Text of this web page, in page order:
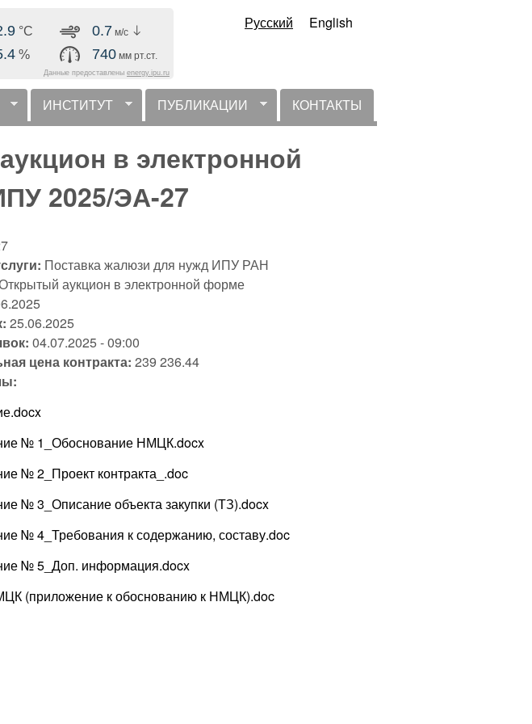
°C
%
0.7 м/с
740 мм рт.ст.
Данные предоставлены energy.ipu.ru
Русский English
менюИНСТИТУТ ПУБЛИКАЦИИ КОНТАКТЫ
в электронной
2025/ЭА-27
Поставка жалюзи для нужд ИПУ РАН
аукцион в электронной форме
25.06.2025
04.07.2025 - 09:00
цена контракта:239 236.44
№ 1_Обоснование НМЦК.docx
№ 2_Проект контракта_.doc
№ 3_Описание объекта закупки (ТЗ).docx
№ 4_Требования к содержанию, составу.doc
№ 5_Доп. информация.docx
(приложение к обоснованию к НМЦК).doc